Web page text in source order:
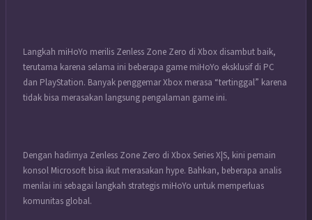
Langkah miHoYo merilis Zenless Zone Zero di Xbox disambut baik,
terutama karena selama ini beberapa game miHoYo eksklusif di PC
dan PlayStation. Banyak penggemar Xbox merasa “tertinggal” karena
tidak bisa merasakan langsung pengalaman game ini.
Dengan hadirnya Zenless Zone Zero di Xbox Series X|S, kini pemain
konsol Microsoft bisa ikut merasakan hype. Bahkan, beberapa analis
menilai ini sebagai langkah strategis miHoYo untuk memperluas
komunitas global.